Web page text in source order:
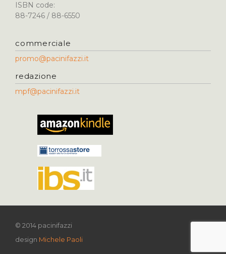
ISBN code:
88-7246 / 88-6550
commerciale
promo@pacinifazzi.it
redazione
mpf@pacinifazzi.it
© 2014 pacinifazzi
design Michele Paoli